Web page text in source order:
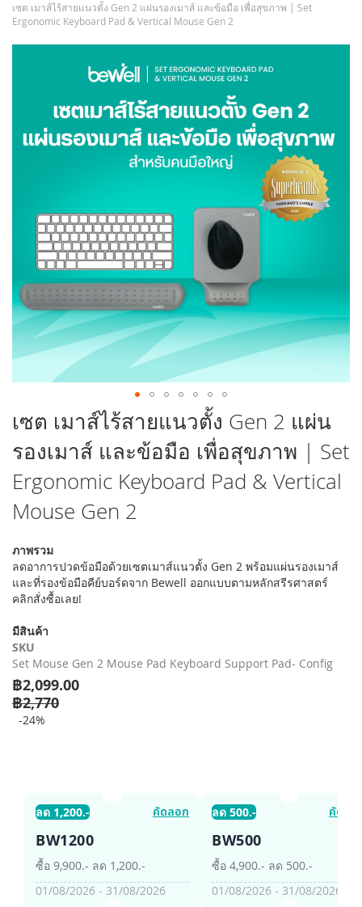
เซต เมาส์ไร้สายแนวตั้ง Gen 2 แผ่นรองเมาส์ และข้อมือ เพื่อสุขภาพ | Set
Ergonomic Keyboard Pad & Vertical Mouse Gen 2
ของ
แกล
ข้าม
ไป
ที่
ส่วน
เริ่ม
ต้น
ของ
รี
รูปภาพ
เซต เมาส์ไร้สายแนวตั้ง Gen 2 แผ่น
รองเมาส์ และข้อมือ เพื่อสุขภาพ | Set
Ergonomic Keyboard Pad & Vertical
Mouse Gen 2
ภาพรวม
ลดอาการปวดข้อมือด้วยเซตเมาส์แนวตั้ง Gen 2 พร้อมแผ่นรองเมาส์
และที่รองข้อมือคีย์บอร์ดจาก Bewell ออกแบบตามหลักสรีรศาสตร์
คลิกสั่งซื้อเลย!
มีสินค้า
SKU
Set Mouse Gen 2 Mouse Pad Keyboard Support Pad- Config
฿2,099.00
฿2,770
-24%
ลด 1,200.- คัดลอก
BW1200
ซื้อ 9,900.- ลด 1,200.-
01/08/2026 - 31/08/2026
ลด 500.- คัดลอ
BW500
ซื้อ 4,900.- ลด 500.-
01/08/2026 - 31/08/2026